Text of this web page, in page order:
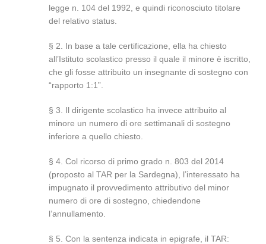
legge n. 104 del 1992, e quindi riconosciuto titolare
del relativo status.
§ 2. In base a tale certificazione, ella ha chiesto
all’Istituto scolastico presso il quale il minore è iscritto,
che gli fosse attribuito un insegnante di sostegno con
“rapporto 1:1”.
§ 3. Il dirigente scolastico ha invece attribuito al
minore un numero di ore settimanali di sostegno
inferiore a quello chiesto.
§ 4. Col ricorso di primo grado n. 803 del 2014
(proposto al TAR per la Sardegna), l’interessato ha
impugnato il provvedimento attributivo del minor
numero di ore di sostegno, chiedendone
l’annullamento.
§ 5. Con la sentenza indicata in epigrafe, il TAR: